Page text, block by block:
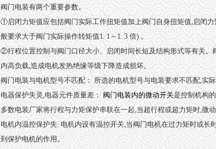
阀门电装有两个重要参数。
①启闭力矩值应包括阀门实际工作扭矩值加上阀门自身扭矩值,启闭
般要求大于阀门实际操作转矩值1. 1～1. 3 倍) 。
②行程位置控制与阀门口径大小、启闭时间长短及结构形式等有关。
内高负载,造成电机发热绝缘等级下降造成损坏。
阀门电装与电机型号不匹配： 所选的电机型号与电装要求不匹配,实
电器保护失灵,电器元件质量差： 阀门电装内的微动开关是控制机构
多数电装厂家将行程与力矩保护串联在一起,当超行程或超力矩时,微
电机内温控保护失: 电机内设有温控开关,当阀门电机在过力矩时或
到保护电机的作用。